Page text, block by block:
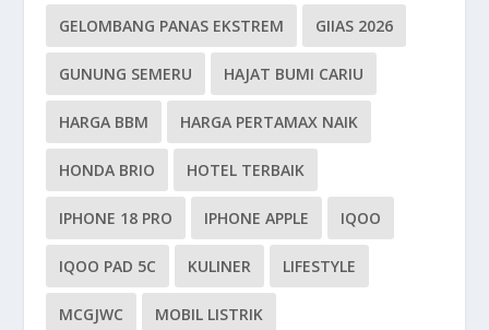
GELOMBANG PANAS EKSTREM GIIAS 2026
GUNUNG SEMERU HAJAT BUMI CARIU
HARGA BBM HARGA PERTAMAX NAIK
HONDA BRIO HOTEL TERBAIK
IPHONE 18 PRO IPHONE APPLE IQOO
IQOO PAD 5C KULINER LIFESTYLE
MCGJWC MOBIL LISTRIK